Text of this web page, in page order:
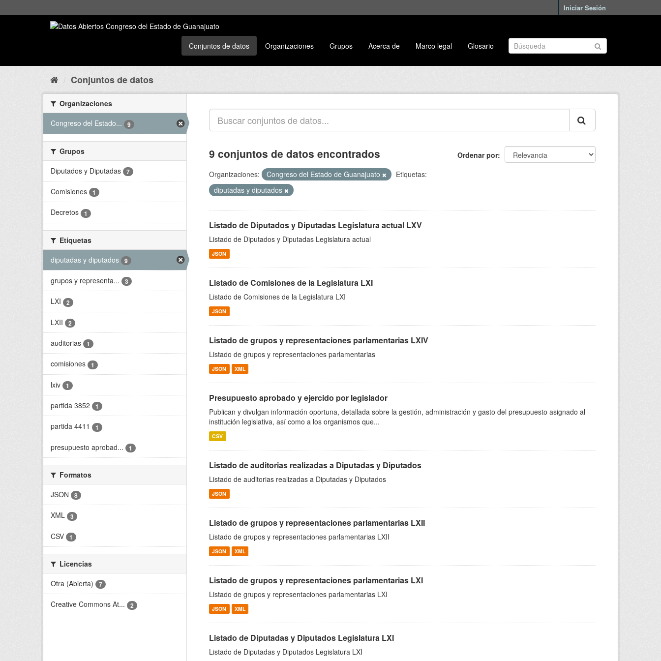
Iniciar Sesión
Conjuntos de datos Organizaciones Grupos Acerca de Marco legal Glosario
Conjuntos de datos
Organizaciones
Congreso del Estado...
9
Grupos
Diputados y Diputadas
7
Comisiones 1
Decretos 1
Etiquetas
diputadas y diputados
9
grupos y representa... 3
LXI 2
LXII 2
auditorias 1
comisiones 1
lxiv 1
partida 3852 1
partida 4411 1
presupuesto aprobad... 1
Formatos
JSON
8
XML 3
CSV 1
Licencias
Otra (Abierta)
7
Creative Commons At... 2
Ordenar por
9 conjuntos de datos encontrados
Organizaciones: Congreso del Estado de Guanajuato
Etiquetas:
diputadas y diputados
Listado de Diputados y Diputadas Legislatura actual LXV
Listado de Diputados y Diputadas Legislatura actual
JSON
Listado de Comisiones de la Legislatura LXI
Listado de Comisiones de la Legislatura LXI
JSON
Listado de grupos y representaciones parlamentarias LXIV
Listado de grupos y representaciones parlamentarias
JSON XML
Presupuesto aprobado y ejercido por legislador
Publican y divulgan información oportuna, detallada sobre la gestión, administración y gasto del presupuesto asignado al
institución legislativa, así como a los organismos que...
CSV
Listado de auditorias realizadas a Diputadas y Diputados
Listado de auditorias realizadas a Diputadas y Diputados
JSON
Listado de grupos y representaciones parlamentarias LXII
Listado de grupos y representaciones parlamentarias LXII
JSON XML
Listado de grupos y representaciones parlamentarias LXI
Listado de grupos y representaciones parlamentarias LXI
JSON XML
Listado de Diputadas y Diputados Legislatura LXI
Listado de Diputadas y Diputados Legislatura LXI